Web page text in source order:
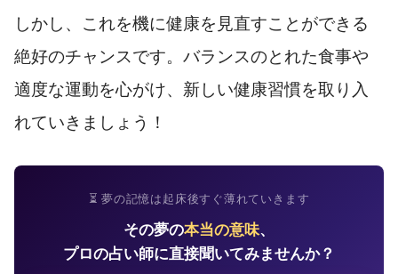
しかし、これを機に健康を見直すことができる
絶好のチャンスです。バランスのとれた食事や
適度な運動を心がけ、新しい健康習慣を取り入
れていきましょう！
⏳ 夢の記憶は起床後すぐ薄れていきます
その夢の本当の意味、
プロの占い師に直接聞いてみませんか？